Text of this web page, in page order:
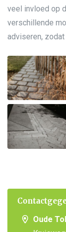
veel invloed op
verschillende
adviseren,
Oude